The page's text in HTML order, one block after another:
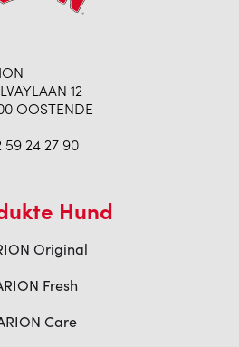
12
OOSTENDE
59 24 27 90
Hund
Original
Fresh
Care